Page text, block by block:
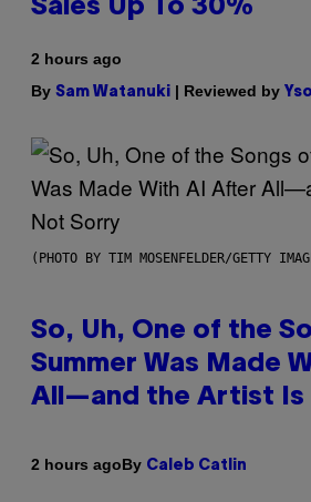
Sales Up To 30%
2 hours ago
By Sam Watanuki | Reviewed by
(PHOTO BY TIM MOSENFELDER/GETTY
So, Uh, One of the
Summer Was Made
All—and the Artist Is
2 hours agoBy Caleb Catlin